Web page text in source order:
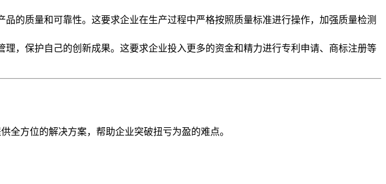
的质量和可靠性。这要求企业在生产过程中严格按照质量标准进行操作，加强质量检测
，保护自己的创新成果。这要求企业投入更多的资金和精力进行专利申请、商标注册等
全方位的解决方案，帮助企业突破扭亏为盈的难点。